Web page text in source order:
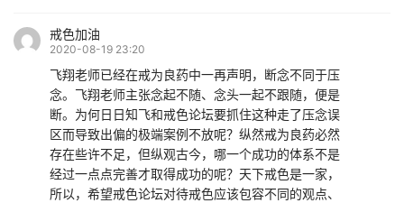
戒色加油
2020-08-19 23:20
飞翔老师已经在戒为良药中一再声明，断念不同于压
念。飞翔老师主张念起不随、念头一起不跟随，便是
断。为何日日知飞和戒色论坛要抓住这种走了压念误
区而导致出偏的极端案例不放呢？纵然戒为良药必然
存在些许不足，但纵观古今，哪一个成功的体系不是
经过一点点完善才取得成功的呢？天下戒色是一家，
所以，希望戒色论坛对待戒色应该包容不同的观点、